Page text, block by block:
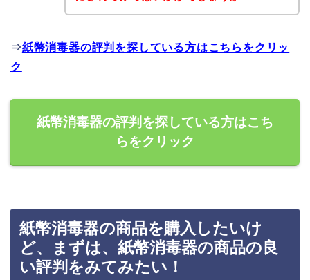
⇒紙幣消毒器の評判を探している方はこちらをクリッ
ク
紙幣消毒器の評判を探している方はこち
らをクリック
紙幣消毒器の商品を購入したいけ
ど、まずは、紙幣消毒器の商品の良
い評判をみてみたい！